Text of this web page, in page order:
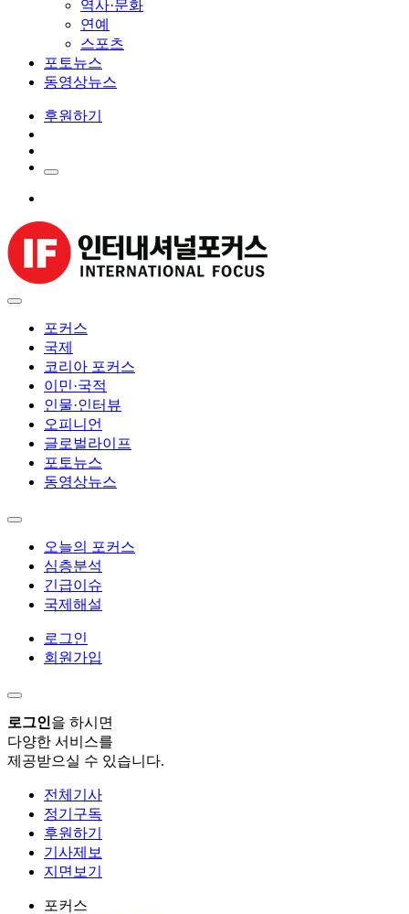
역사·문화
연예
스포츠
포토뉴스
동영상뉴스
후원하기
포커스
국제
코리아 포커스
이민·국적
인물·인터뷰
오피니언
글로벌라이프
포토뉴스
동영상뉴스
오늘의 포커스
심층분석
긴급이슈
국제해설
로그인
회원가입
로그인을 하시면
다양한 서비스를
제공받으실 수 있습니다.
전체기사
정기구독
후원하기
기사제보
지면보기
포커스